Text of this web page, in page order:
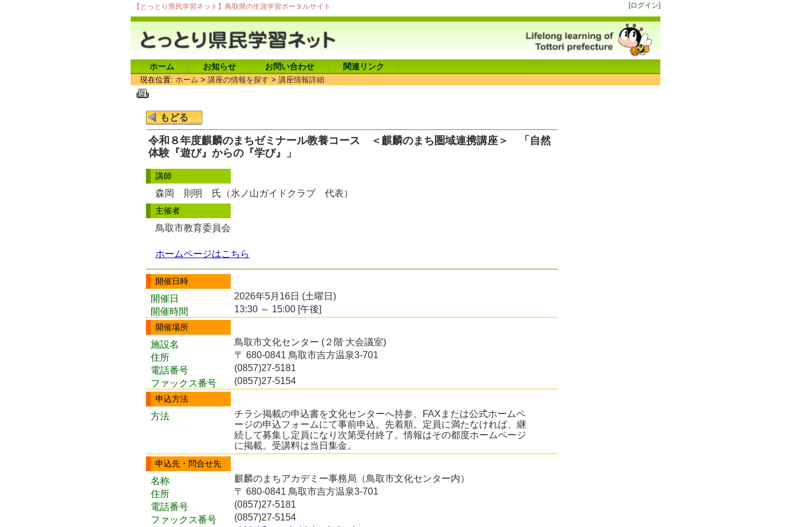
【とっとり県民学習ネット】鳥取県の生涯学習ポータルサイト [ログイン]
ホーム お知らせ お問い合わせ 関連リンク
現在位置: ホーム > 講座の情報を探す > 講座情報詳細
令和８年度麒麟のまちゼミナール教養コース ＜麒麟のまち圏域連携講座＞ 「自然
体験『遊び』からの『学び』」
講師
森岡 則明 氏（氷ノ山ガイドクラブ 代表）
主催者
鳥取市教育委員会
ホームページはこちら
開催日時
開催日
2026年5月16日 (土曜日)
開催時間
13:30 ～ 15:00 [午後]
開催場所
施設名
鳥取市文化センター (２階 大会議室)
住所
〒 680-0841 鳥取市吉方温泉3-701
電話番号
(0857)27-5181
ファックス番号
(0857)27-5154
申込方法
方法
チラシ掲載の申込書を文化センターへ持参、FAXまたは公式ホームペ
ージの申込フォームにて事前申込。先着順。定員に満たなければ、継
続して募集し定員になり次第受付終了。情報はその都度ホームページ
に掲載。受講料は当日集金。
申込先・問合せ先
名称
麒麟のまちアカデミー事務局（鳥取市文化センター内）
住所
〒 680-0841 鳥取市吉方温泉3-701
電話番号
(0857)27-5181
ファックス番号
(0857)27-5154